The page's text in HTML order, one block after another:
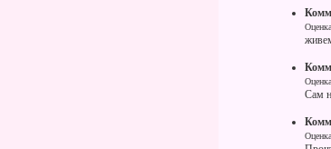
Оценка
Оценка
Сам
Оценка